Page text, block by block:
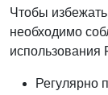
Чтобы
необходимо
использования
Регулярно